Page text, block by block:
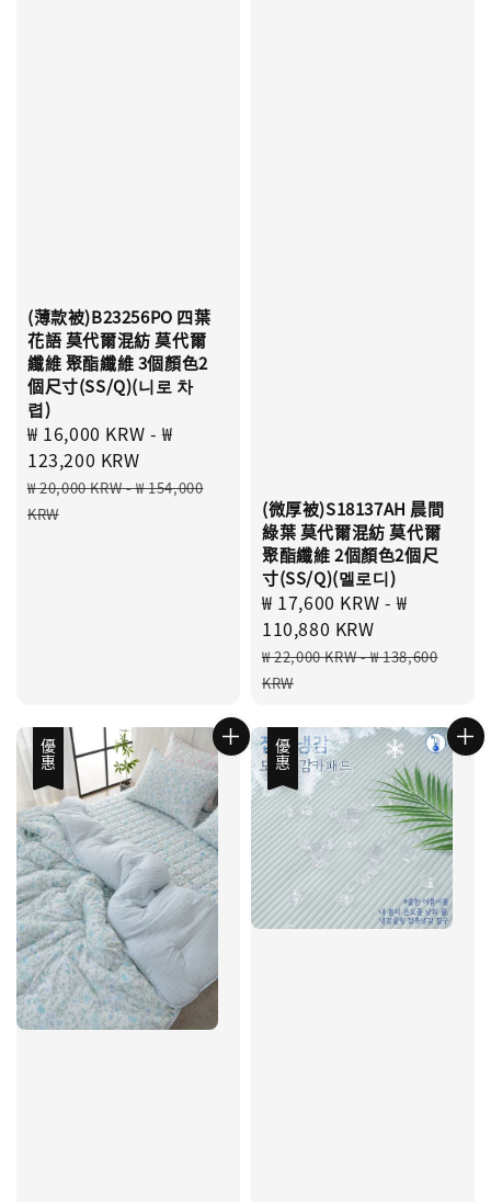
(薄款被)B23256PO 四葉
花語 莫代爾混紡 莫代爾
纖維 聚酯纖維 3個顏色2
個尺寸(SS/Q)(니로 차
렵)
Sale
price
₩ 16,000 KRW -₩
123,200 KRW
Regular
price
₩ 20,000 KRW-₩ 154,000
KRW
(微厚被)S18137AH 晨間
綠葉 莫代爾混紡 莫代爾
聚酯纖維 2個顏色2個尺
寸(SS/Q)(멜로디)
Sale
price
₩ 17,600 KRW -₩
110,880 KRW
Regular
price
₩ 22,000 KRW-₩ 138,600
KRW
優惠 優惠